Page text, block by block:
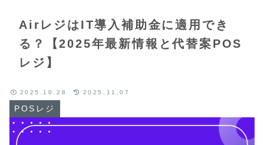
AirレジはIT導入補助金に適用でき
る？【2025年最新情報と代替案POS
レジ】
POSレジ
2025.10.28 2025.11.07